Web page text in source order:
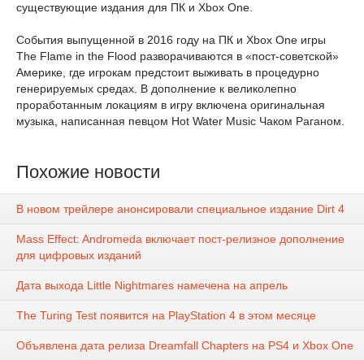
существующие издания для ПК и Xbox One.
События выпущенной в 2016 году на ПК и Xbox One игры
The Flame in the Flood разворачиваются в «пост-советской»
Америке, где игрокам предстоит выживать в процедурно
генерируемых средах. В дополнение к великолепно
проработанным локациям в игру включена оригинальная
музыка, написанная певцом Hot Water Music Чаком Раганом.
Похожие новости
В новом трейлере анонсировали специальное издание Dirt 4
Mass Effect: Andromeda включает пост-релизное дополнение
для цифровых изданий
Дата выхода Little Nightmares намечена на апрель
The Turing Test появится на PlayStation 4 в этом месяце
Объявлена дата релиза Dreamfall Chapters на PS4 и Xbox One